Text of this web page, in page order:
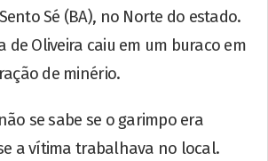
Sé (BA), no Norte do estado.
de Oliveira caiu em um buraco em
de minério.
se sabe se o garimpo era
a vítima trabalhava no local.